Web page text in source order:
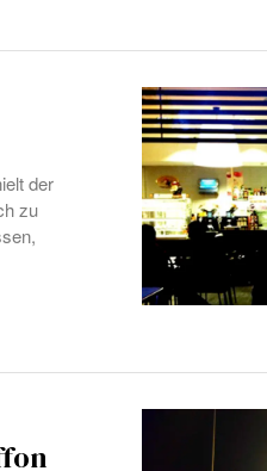
der
zu